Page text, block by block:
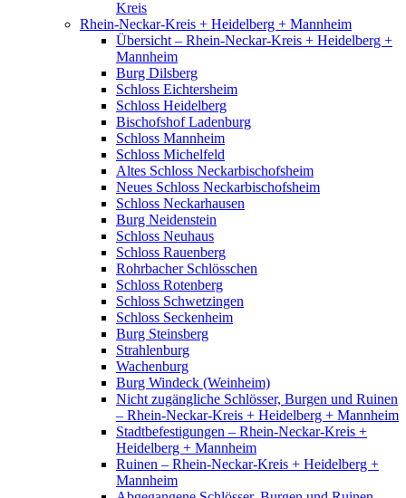
Kreis
Rhein-Neckar-Kreis + Heidelberg + Mannheim
Übersicht – Rhein-Neckar-Kreis + Heidelberg +
Mannheim
Burg Dilsberg
Schloss Eichtersheim
Schloss Heidelberg
Bischofshof Ladenburg
Schloss Mannheim
Schloss Michelfeld
Altes Schloss Neckarbischofsheim
Neues Schloss Neckarbischofsheim
Schloss Neckarhausen
Burg Neidenstein
Schloss Neuhaus
Schloss Rauenberg
Rohrbacher Schlösschen
Schloss Rotenberg
Schloss Schwetzingen
Schloss Seckenheim
Burg Steinsberg
Strahlenburg
Wachenburg
Burg Windeck (Weinheim)
Nicht zugängliche Schlösser, Burgen und Ruinen
– Rhein-Neckar-Kreis + Heidelberg + Mannheim
Stadtbefestigungen – Rhein-Neckar-Kreis +
Heidelberg + Mannheim
Ruinen – Rhein-Neckar-Kreis + Heidelberg +
Mannheim